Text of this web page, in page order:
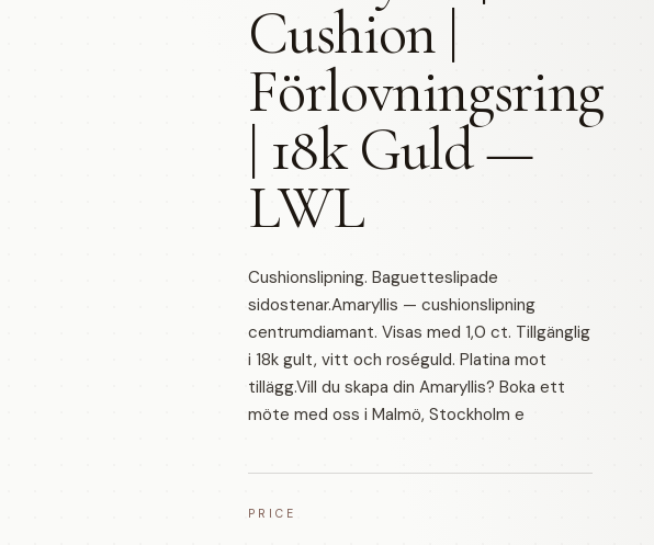
Cushion |
Förlovningsring
| 18k Guld —
LWL
Cushionslipning. Baguetteslipade
sidostenar.Amaryllis — cushionslipning
centrumdiamant. Visas med 1,0 ct. Tillgänglig
i 18k gult, vitt och roséguld. Platina mot
tillägg.Vill du skapa din Amaryllis? Boka ett
möte med oss i Malmö, Stockholm e
PRICE